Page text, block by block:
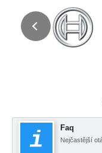
Faq
Nejčastější